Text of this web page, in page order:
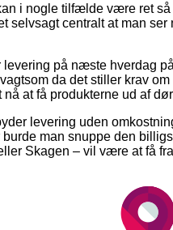
i nogle tilfælde være ret
selvsagt centralt at man
på næste hverdag
da det stiller krav
at få produkterne ud af
levering uden
man snuppe den
Skagen – vil være at få